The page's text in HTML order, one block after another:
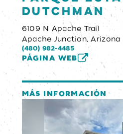
Dutchman
6109 N Apache Trail
Apache Junction, Arizona
(480) 982-4485
PÁGINA WEB
MÁS INFORMACIÓN